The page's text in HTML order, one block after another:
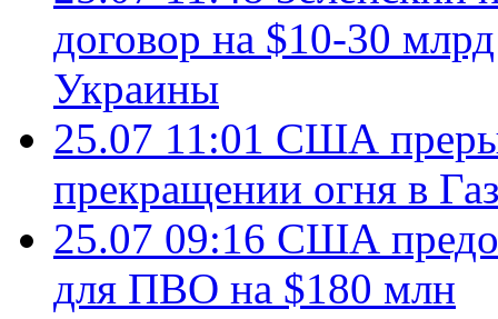
договор на $10-30
Украины
25.07 11:01 США
прекращении огня в
25.07 09:16 США
для ПВО на $180 млн